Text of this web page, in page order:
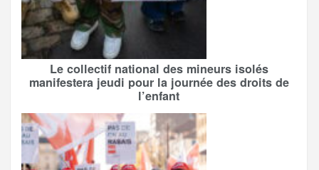
Le collectif national des mineurs isolés
manifestera jeudi pour la journée des droits de
l’enfant